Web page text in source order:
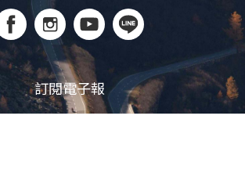
訂閱電子報